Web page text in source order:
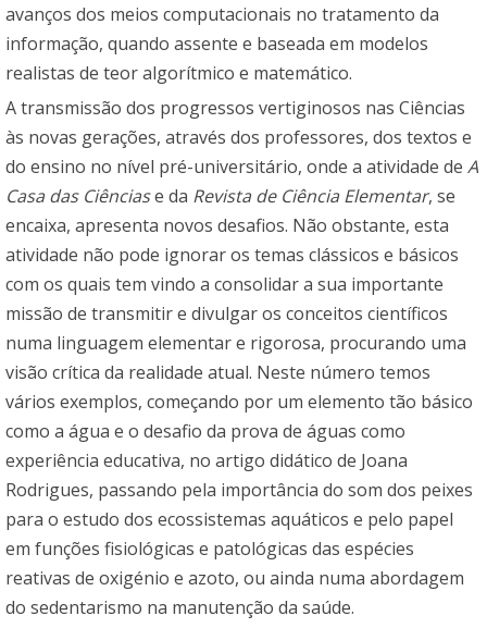
avanços dos meios computacionais no tratamento da
informação, quando assente e baseada em modelos
realistas de teor algorítmico e matemático.
A transmissão dos progressos vertiginosos nas Ciências
às novas gerações, através dos professores, dos textos e
do ensino no nível pré-universitário, onde a atividade de A
Casa das Ciênciase da Revista de Ciência Elementar, se
encaixa, apresenta novos desafios. Não obstante, esta
atividade não pode ignorar os temas clássicos e básicos
com os quais tem vindo a consolidar a sua importante
missão de transmitir e divulgar os conceitos científicos
numa linguagem elementar e rigorosa, procurando uma
visão crítica da realidade atual. Neste número temos
vários exemplos, começando por um elemento tão básico
como a água e o desafio da prova de águas como
experiência educativa, no artigo didático de Joana
Rodrigues, passando pela importância do som dos peixes
para o estudo dos ecossistemas aquáticos e pelo papel
em funções fisiológicas e patológicas das espécies
reativas de oxigénio e azoto, ou ainda numa abordagem
do sedentarismo na manutenção da saúde.